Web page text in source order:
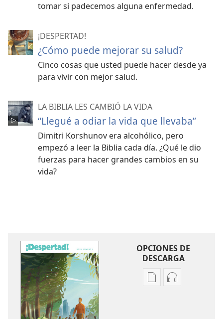
tomar si padecemos alguna enfermedad.
¡DESPERTAD!
¿Cómo puede mejorar su salud?
Cinco cosas que usted puede hacer desde ya
para vivir con mejor salud.
LA BIBLIA LES CAMBIÓ LA VIDA
“Llegué a odiar la vida que llevaba”
Dimitri Korshunov era alcohólico, pero
empezó a leer la Biblia cada día. ¿Qué le dio
fuerzas para hacer grandes cambios en su
vida?
OPCIONES DE
DESCARGA
OpcionesOpciones